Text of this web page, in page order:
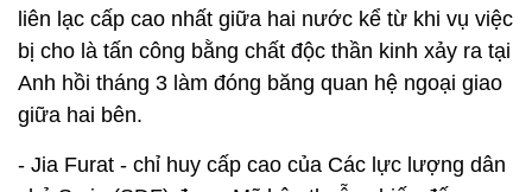
liên lạc cấp cao nhất giữa hai nước kể từ khi vụ việc
bị cho là tấn công bằng chất độc thần kinh xảy ra tại
Anh hồi tháng 3 làm đóng băng quan hệ ngoại giao
giữa hai bên.
- Jia Furat - chỉ huy cấp cao của Các lực lượng dân